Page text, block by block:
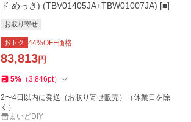
ド めっき) (TBV01405JA+TBW01007JA) [■]
お取り寄せ
おトク 44%OFF価格
83,813円
5% （3,846pt）
2〜4日以内に発送（お取り寄せ販売）（休業日を除
く）
まいどDIY